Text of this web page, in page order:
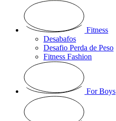
Fitness
Desabafos
Desafio Perda de Peso
Fitness Fashion
For Boys